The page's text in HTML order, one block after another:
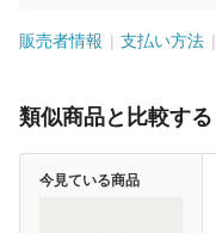
販売者情報 支払い方法
類似商品と比較する
今見ている商品